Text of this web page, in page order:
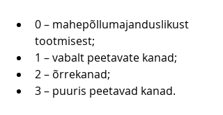
0 – mahepõllumajanduslikust
tootmisest;
1 – vabalt peetavate kanad;
2 – õrrekanad;
3 – puuris peetavad kanad.